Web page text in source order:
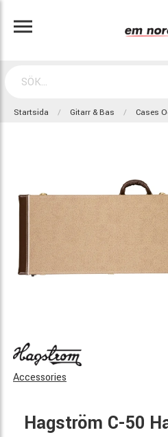
Startsida Gitarr & Bas Cases
Accessories
Hagström C-50